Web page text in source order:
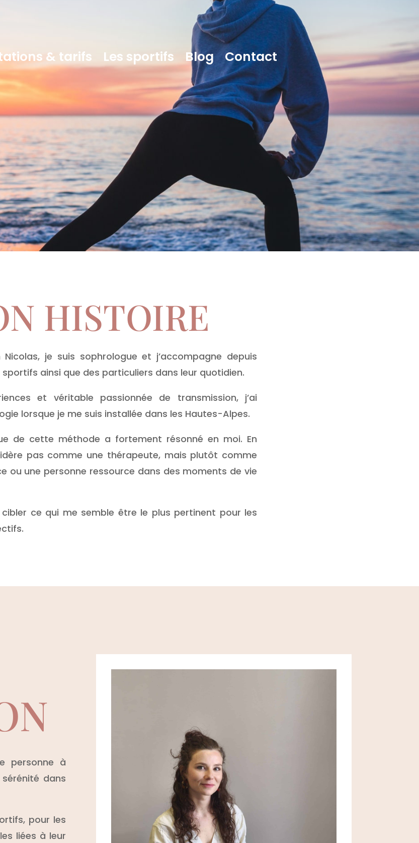
& tarifs Les sportifs Blog Contact
HISTOIRE
Nicolas, je suis sophrologue et j’accompagne depuis
sportifs ainsi que des particuliers dans leur quotidien.
et véritable passionnée de transmission, j’ai
lorsque je me suis installée dans les Hautes-Alpes.
de cette méthode a fortement résonné en moi. En
pas comme une thérapeute, mais plutôt comme
ou une personne ressource dans des moments de vie
cibler ce qui me semble être le plus pertinent pour les
personne à
dans
pour les
liées à leur